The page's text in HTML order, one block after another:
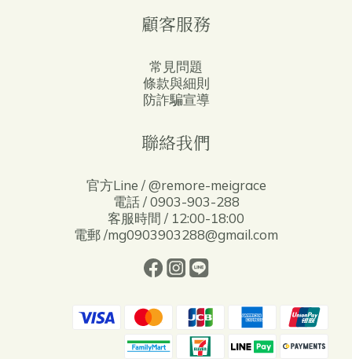
顧客服務
常見問題
條款與細則
防詐騙宣導
聯絡我們
官方Line / @remore-meigrace
電話 / 0903-903-288
客服時間 / 12:00-18:00
電郵 /mg0903903288@gmail.com